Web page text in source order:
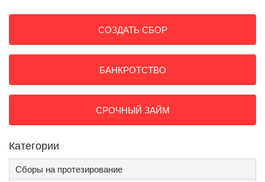
СОЗДАТЬ СБОР
БАНКРОТСТВО
СРОЧНЫЙ ЗАЙМ
Категории
Сборы на протезирование